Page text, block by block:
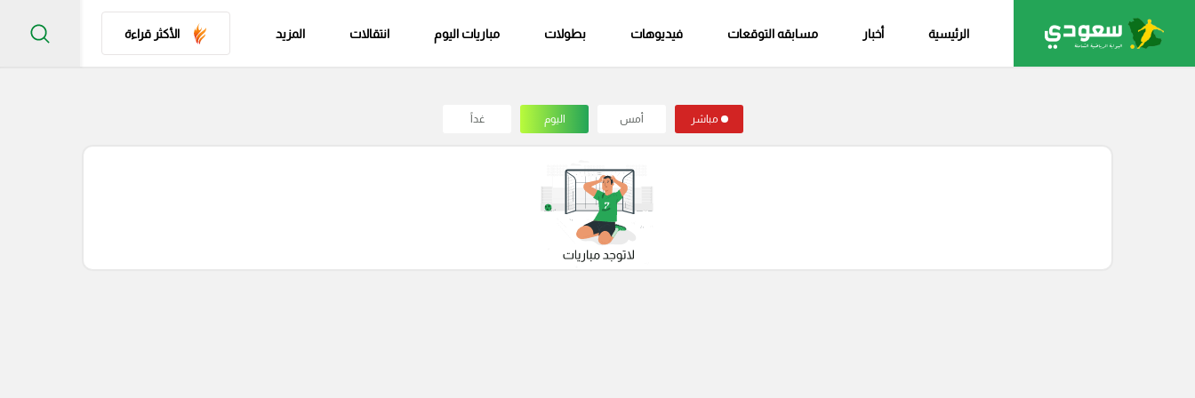
الرئيسية أخبار مسابقه التوقعات فيديوهات بطولات مباريات اليوم انتقالات المزيد الأكثر قراءة
مباشر أمس اليوم غداً